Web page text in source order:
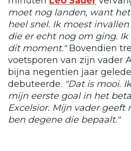
moet nog landen, want
heel snel. Ik moest
die er echt nog om ging.
dit moment."Bovendien
voetsporen van zijn vader
bijna negentien jaar
debuteerde. "Dat is mooi.
mijn eerste goal in het
Excelsior. Mijn vader geeft
ben degene die bepaalt."